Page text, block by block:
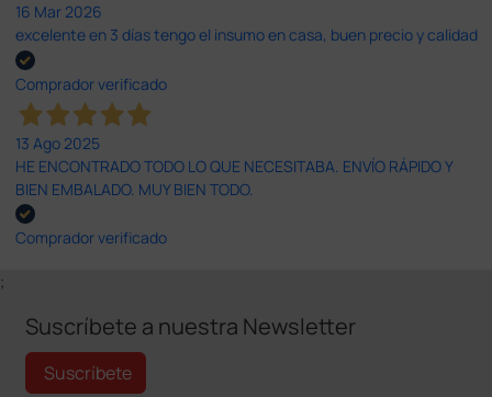
16 Mar 2026
excelente en 3 días tengo el insumo en casa, buen precio y calidad
Comprador verificado
13 Ago 2025
HE ENCONTRADO TODO LO QUE NECESITABA. ENVÍO RÁPIDO Y
BIEN EMBALADO. MUY BIEN TODO.
Comprador verificado
;
Suscríbete a nuestra Newsletter
Suscríbete